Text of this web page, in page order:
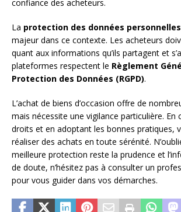
confiance des acheteurs.
La protection des données personnelles
majeur dans ce contexte. Les acheteurs
quant aux informations qu’ils partagent et
plateformes respectent le Règlement
Protection des Données (RGPD).
L’achat de biens d’occasion offre de
mais nécessite une vigilance particulière. En
droits et en adoptant les bonnes pratiques,
réaliser des achats en toute sérénité.
meilleure protection reste la prudence et
de doute, n’hésitez pas à consulter un
pour vous guider dans vos démarches.